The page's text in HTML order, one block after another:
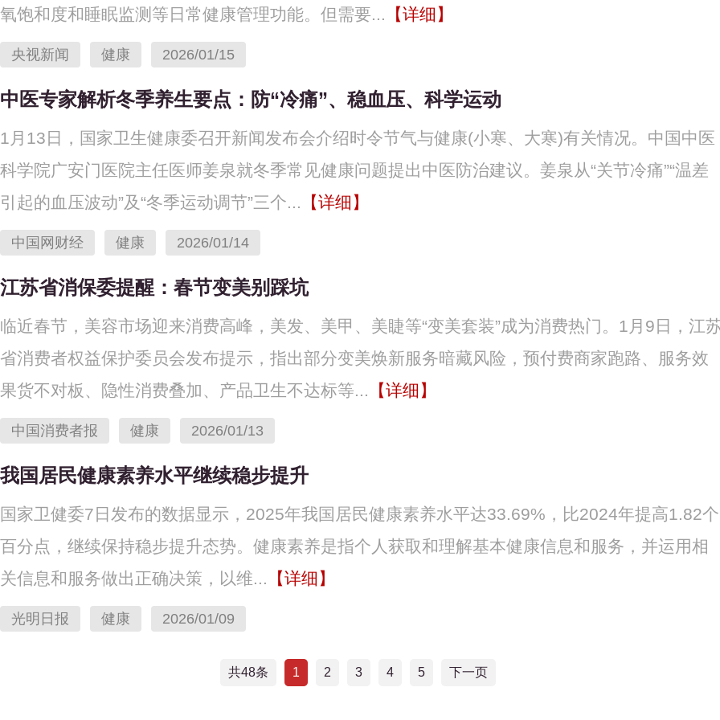
氧饱和度和睡眠监测等日常健康管理功能。但需要... 【详细】
央视新闻 健康 2026/01/15
中医专家解析冬季养生要点：防“冷痛”、稳血压、科学运动
1月13日，国家卫生健康委召开新闻发布会介绍时令节气与健康(小寒、大寒)有关情况。中国中医
科学院广安门医院主任医师姜泉就冬季常见健康问题提出中医防治建议。姜泉从“关节冷痛”“温差
引起的血压波动”及“冬季运动调节”三个... 【详细】
中国网财经 健康 2026/01/14
江苏省消保委提醒：春节变美别踩坑
临近春节，美容市场迎来消费高峰，美发、美甲、美睫等“变美套装”成为消费热门。1月9日，江
省消费者权益保护委员会发布提示，指出部分变美焕新服务暗藏风险，预付费商家跑路、服务效
果货不对板、隐性消费叠加、产品卫生不达标等... 【详细】
中国消费者报 健康 2026/01/13
我国居民健康素养水平继续稳步提升
国家卫健委7日发布的数据显示，2025年我国居民健康素养水平达33.69%，比2024年提高1.82个
百分点，继续保持稳步提升态势。健康素养是指个人获取和理解基本健康信息和服务，并运用相
关信息和服务做出正确决策，以维... 【详细】
光明日报 健康 2026/01/09
共48条 1 2 3 4 5 下一页